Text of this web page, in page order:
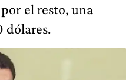
el resto, una
dólares.